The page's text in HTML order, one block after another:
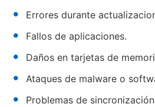
Errores durante
Fallos de aplicaciones.
Daños en tarjetas de
Ataques de malware o
Problemas de